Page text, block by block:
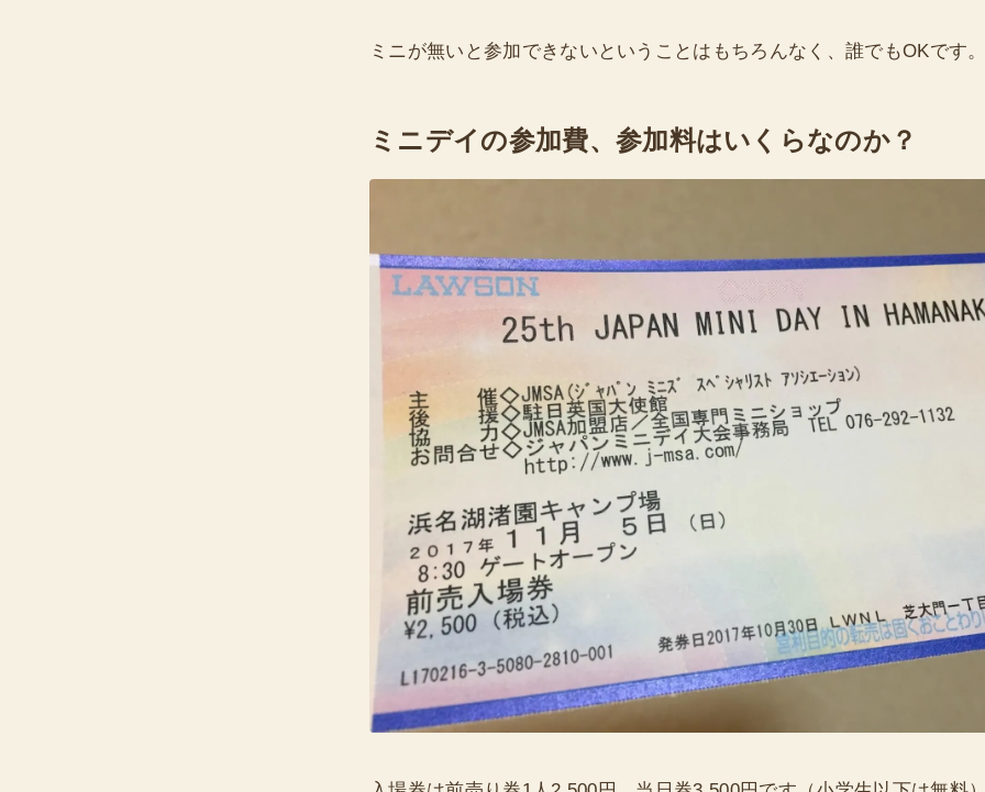
ミニが無いと参加できないということはもちろんなく、誰でもOKです
ミニデイの参加費、参加料はいくらなのか？